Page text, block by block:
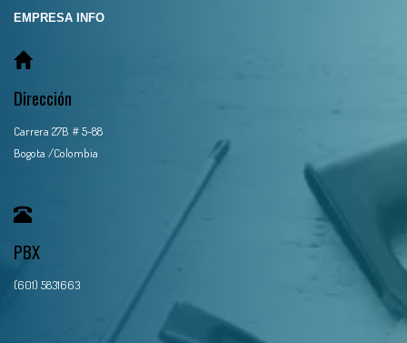
EMPRESA INFO
Dirección
Carrera 27B # 5-88
Bogota /Colombia
PBX
(601) 5831663